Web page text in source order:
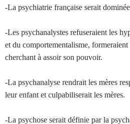
-La psychiatrie française serait
-Les psychanalystes refuseraient les
et du comportementalisme,
cherchant à assoir son pouvoir.
-La psychanalyse rendrait les mères
leur enfant et culpabiliserait les mères.
-La psychose serait définie par la